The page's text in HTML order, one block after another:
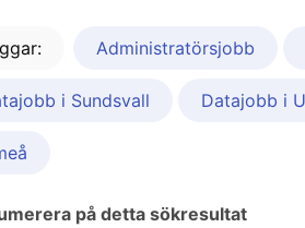
Administratörsjobb
i Sundsvall Datajobb i
på detta sökresultat